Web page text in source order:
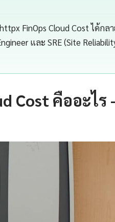
FinOps Cloud Cost ได้กล
และ SRE (Site
Cost คืออะไ